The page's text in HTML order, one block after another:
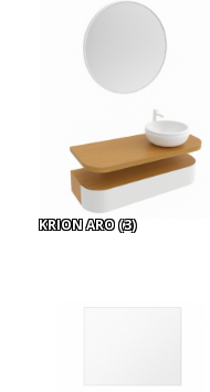
KRION ARO(3)